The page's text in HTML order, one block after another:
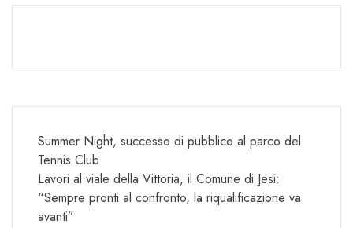
Summer Night, successo di pubblico al parco del
Tennis Club
Lavori al viale della Vittoria, il Comune di Jesi:
“Sempre pronti al confronto, la riqualificazione va
avanti”